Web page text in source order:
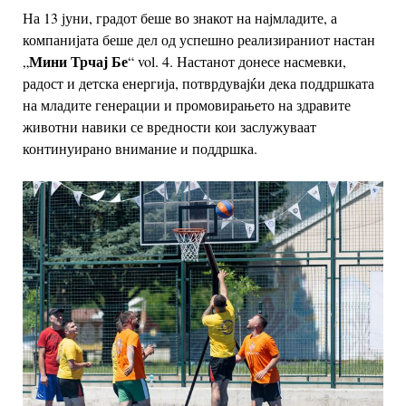
На 13 јуни, градот беше во знакот на најмладите, а
компанијата беше дел од успешно реализираниот настан
„Мини Трчај Бе“ vol. 4. Настанот донесе насмевки,
радост и детска енергија, потврдувајќи дека поддршката
на младите генерации и промовирањето на здравите
животни навики се вредности кои заслужуваат
континуирано внимание и поддршка.